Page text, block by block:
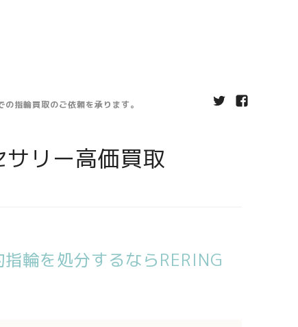
指輪買取のご依頼を承ります。
リー高価買取
輪を処分するならRERING